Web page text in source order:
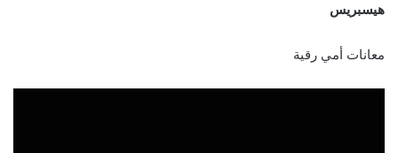
هيسبريس
معانات أمي رقية